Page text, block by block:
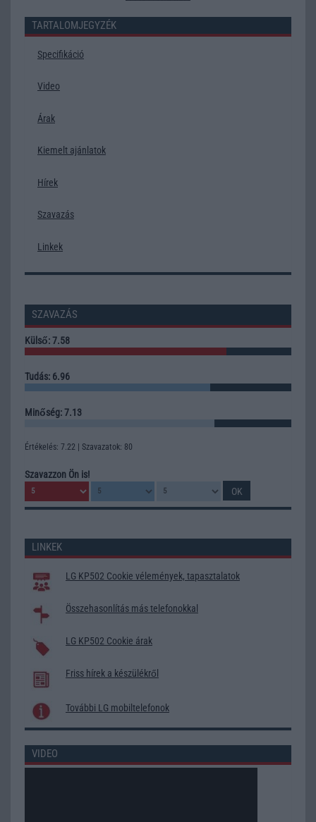
TARTALOMJEGYZÉK
Specifikáció
Video
Árak
Kiemelt ajánlatok
Hírek
Szavazás
Linkek
SZAVAZÁS
Külső: 7.58
Tudás: 6.96
Minőség: 7.13
Értékelés: 7.22 | Szavazatok: 80
Szavazzon Ön is!
LINKEK
LG KP502 Cookie vélemények, tapasztalatok
Összehasonlítás más telefonokkal
LG KP502 Cookie árak
Friss hírek a készülékről
További LG mobiltelefonok
VIDEO